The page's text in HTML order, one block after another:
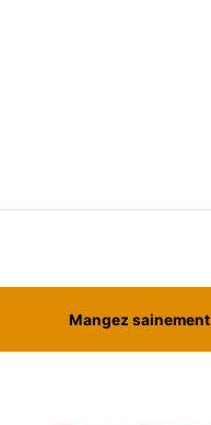
Mangez sainement